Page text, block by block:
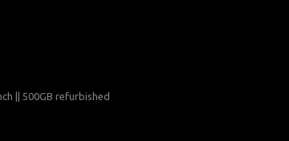
|| 500GB refurbished